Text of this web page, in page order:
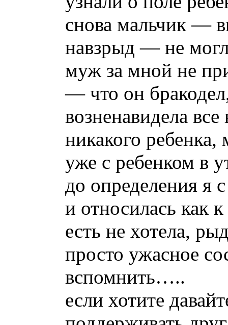
снова мальчик —
навзрыд — не
муж за мной не
— что он
возненавидела
никакого ребенка,
уже с ребенком в
до определения я
и относилась как
есть не хотела,
просто ужасное
вспомнить…..
если хотите